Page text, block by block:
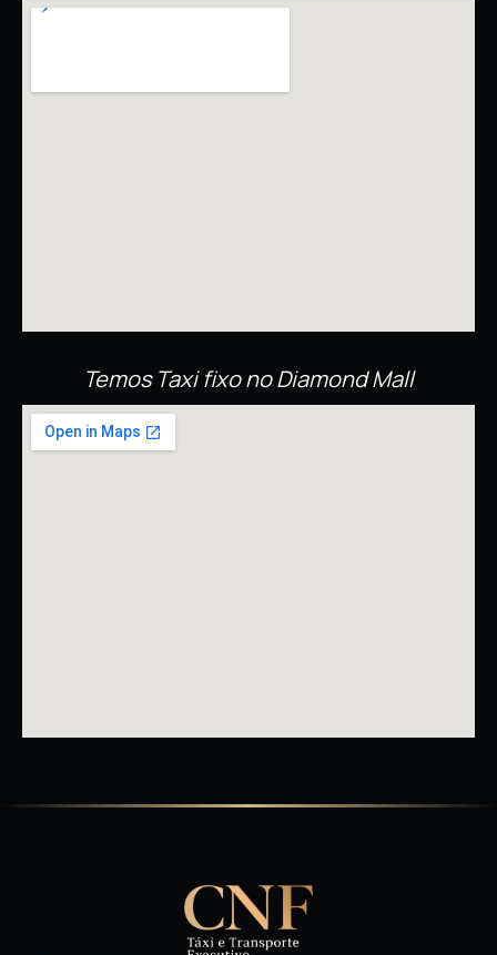
Temos Taxi fixo no Diamond Mall